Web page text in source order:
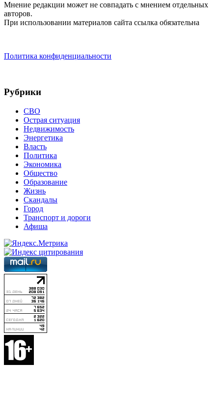
Мнение редакции может не совпадать с мнением отдельных
авторов.
При использовании материалов сайта ссылка обязательна
Политика конфиденциальности
Рубрики
СВО
Острая ситуация
Недвижимость
Энергетика
Власть
Политика
Экономика
Общество
Образование
Жизнь
Скандалы
Город
Транспорт и дороги
Афиша